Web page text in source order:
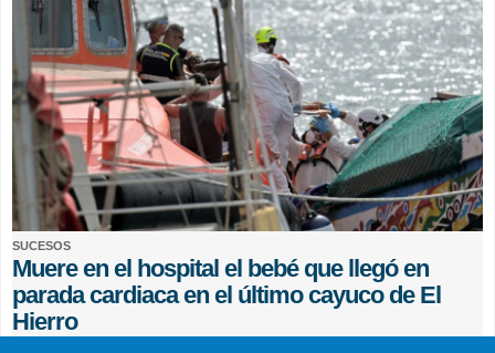
SUCESOS
Muere en el hospital el bebé que llegó en
parada cardiaca en el último cayuco de El
Hierro